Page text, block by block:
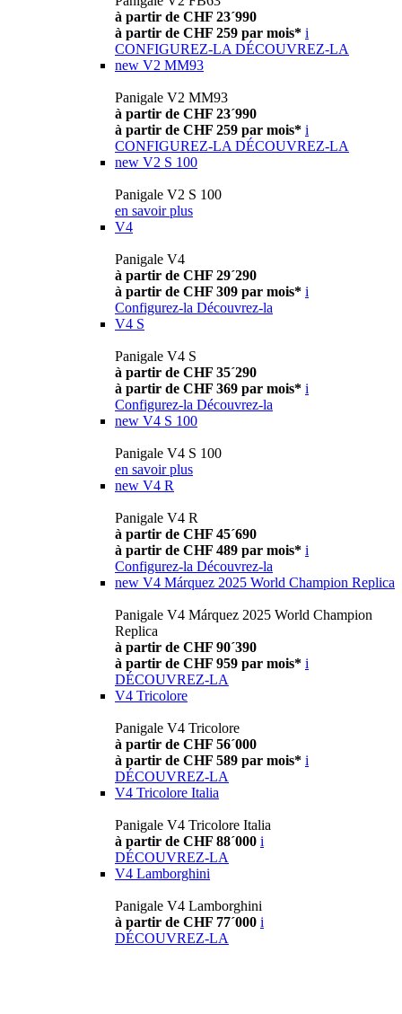
à partir de CHF 23´990
à partir de CHF 259 par mois* i
CONFIGUREZ-LA DÉCOUVREZ-LA
new V2 MM93
Panigale V2 MM93
à partir de CHF 23´990
à partir de CHF 259 par mois* i
CONFIGUREZ-LA DÉCOUVREZ-LA
new V2 S 100
Panigale V2 S 100
en savoir plus
V4
Panigale V4
à partir de CHF 29´290
à partir de CHF 309 par mois* i
Configurez-la Découvrez-la
V4 S
Panigale V4 S
à partir de CHF 35´290
à partir de CHF 369 par mois* i
Configurez-la Découvrez-la
new V4 S 100
Panigale V4 S 100
en savoir plus
new V4 R
Panigale V4 R
à partir de CHF 45´690
à partir de CHF 489 par mois* i
Configurez-la Découvrez-la
new V4 Márquez 2025 World Champion Replica
Panigale V4 Márquez 2025 World Champion
Replica
à partir de CHF 90´390
à partir de CHF 959 par mois* i
DÉCOUVREZ-LA
V4 Tricolore
Panigale V4 Tricolore
à partir de CHF 56´000
à partir de CHF 589 par mois* i
DÉCOUVREZ-LA
V4 Tricolore Italia
Panigale V4 Tricolore Italia
à partir de CHF 88´000 i
DÉCOUVREZ-LA
V4 Lamborghini
Panigale V4 Lamborghini
à partir de CHF 77´000 i
DÉCOUVREZ-LA